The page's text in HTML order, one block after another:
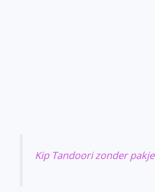
Kip Tandoori zonder pakje